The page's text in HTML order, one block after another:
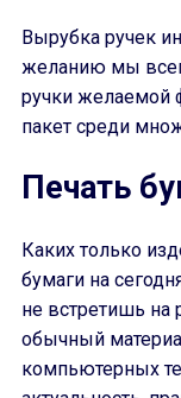
Вырубка ручек
желанию мы
ручки желаемой
пакет среди
Печать
Каких только
бумаги на
не встретишь на
обычный
компьютерных